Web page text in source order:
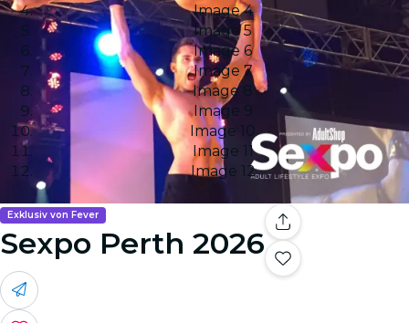
Image 4
Image 5
Image 6
Image 7
Image 8
Image 9
Image 10
Image 11
Image 12
Exklusiv von Fever
Sexpo Perth 2026